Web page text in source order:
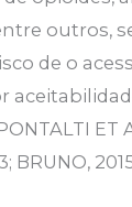
outros,
de o
ET
BRUNO,